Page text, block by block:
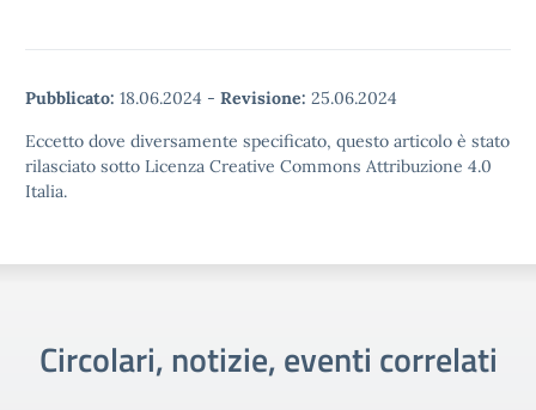
Pubblicato: 18.06.2024 - Revisione: 25.06.2024
Eccetto dove diversamente specificato, questo articolo è stato
rilasciato sotto Licenza Creative Commons Attribuzione 4.0
Italia.
Circolari, notizie, eventi correlati